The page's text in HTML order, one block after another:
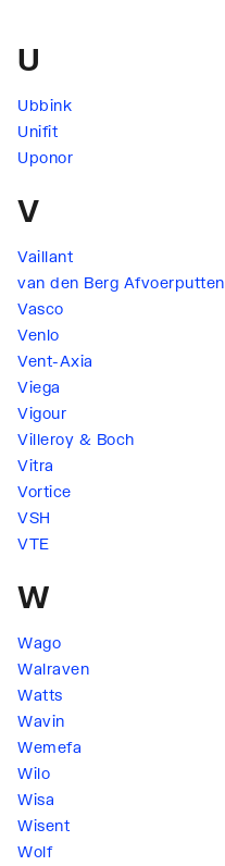
U
Ubbink
Unifit
Uponor
V
Vaillant
van den Berg Afvoerputten
Vasco
Venlo
Vent-Axia
Viega
Vigour
Villeroy & Boch
Vitra
Vortice
VSH
VTE
W
Wago
Walraven
Watts
Wavin
Wemefa
Wilo
Wisa
Wisent
Wolf